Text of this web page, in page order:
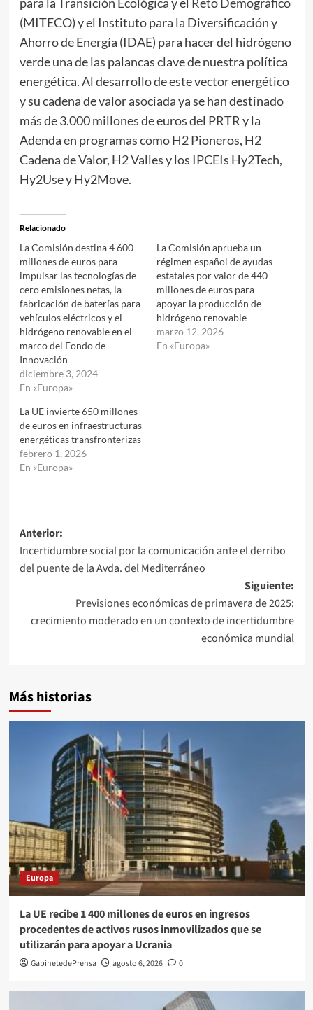
(MITECO) y el Instituto para la Diversificación y
Ahorro de Energía (IDAE) para hacer del hidrógeno
verde una de las palancas clave de nuestra política
energética. Al desarrollo de este vector energético
y su cadena de valor asociada ya se han destinado
más de 3.000 millones de euros del PRTR y la
Adenda en programas como H2 Pioneros, H2
Cadena de Valor, H2 Valles y los IPCEIs Hy2Tech,
Hy2Use y Hy2Move.
Relacionado
La Comisión destina 4 600
millones de euros para
impulsar las tecnologías de
cero emisiones netas, la
fabricación de baterías para
vehículos eléctricos y el
hidrógeno renovable en el
marco del Fondo de
Innovación
diciembre 3, 2024
En «Europa»
La Comisión aprueba un
régimen español de ayudas
estatales por valor de 440
millones de euros para
apoyar la producción de
hidrógeno renovable
marzo 12, 2026
En «Europa»
La UE invierte 650 millones
de euros en infraestructuras
energéticas transfronterizas
febrero 1, 2026
En «Europa»
Navegación
de
entradas
Anterior:
Incertidumbre social por la comunicación ante el derribo
del puente de la Avda. del Mediterráneo
Siguiente:
Previsiones económicas de primavera de 2025:
crecimiento moderado en un contexto de incertidumbre
económica mundial
Más historias
Europa
La UE recibe 1 400 millones de euros en ingresos
procedentes de activos rusos inmovilizados que se
utilizarán para apoyar a Ucrania
GabinetedePrensa agosto 6, 2026 0